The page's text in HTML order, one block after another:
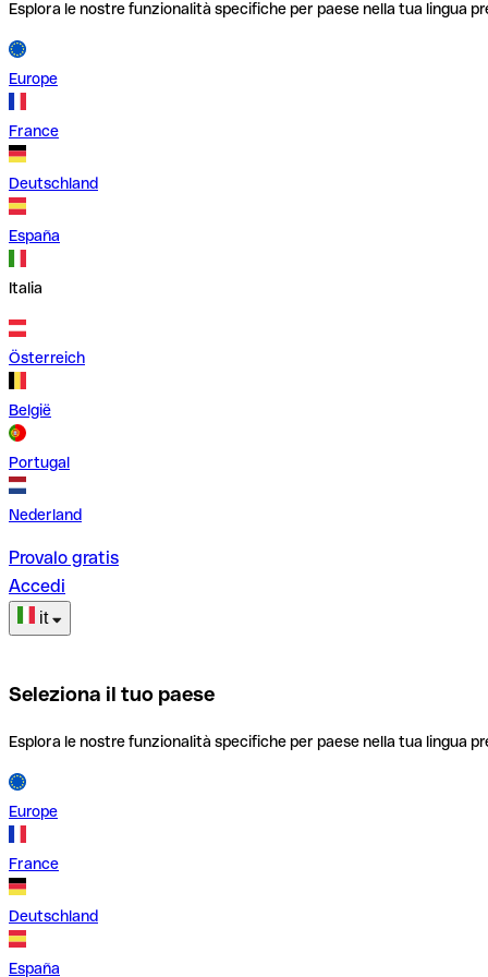
Esplora le nostre funzionalità specifiche per paese nella tua lingua
Europe
France
Deutschland
España
Italia
Österreich
België
Portugal
Nederland
Provalo gratis
Accedi
it
Seleziona il tuo paese
Esplora le nostre funzionalità specifiche per paese nella tua lingua
Europe
France
Deutschland
España